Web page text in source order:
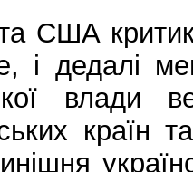
США
і дедалі
влади
країн